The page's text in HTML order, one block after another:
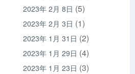
2023年 2月 8日 (5)
2023年 2月 3日 (1)
2023年 1月 31日 (2)
2023年 1月 29日 (4)
2023年 1月 23日 (3)